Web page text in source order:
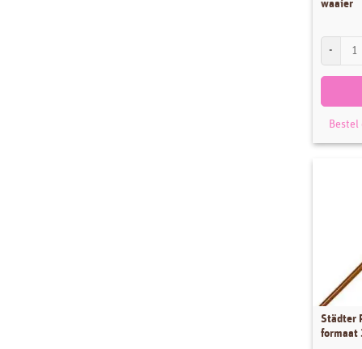
waaier
Bestel
Städter
formaat